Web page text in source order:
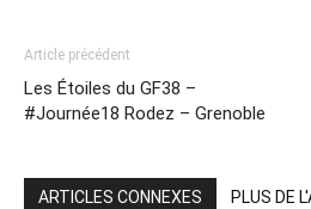
Article précédent
Les Étoiles du GF38 –
#Journée18 Rodez – Grenoble
ARTICLES CONNEXES PLUS DE